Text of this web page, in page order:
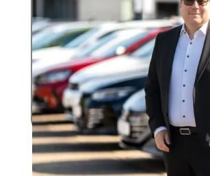
"Die Menschen hier sind treue
Kunden, wichtige
Geschäftspartner, enge
Freunde und liebevolle
Familie."